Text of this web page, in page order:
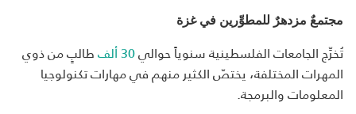
مجتمعٌ مزدهرٌ للمطوِّرين في غزة
تُخرِّج الجامعات الفلسطينية سنوياً حوالي30 ألف
طالبٍ من ذوي
المهرات المختلفة، يختصّ الكثير منهم في مهارات تكنولوجيا
المعلومات والبرمجة.